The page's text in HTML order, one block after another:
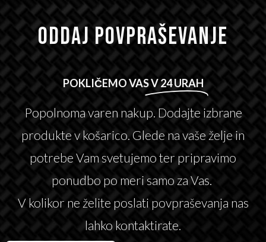
ODDAJ POVPRAŠEVANJE
POKLIČEMO VASV 24 URAH
Popolnoma varen nakup. Dodajte izbrane
produkte v košarico. Glede na vaše želje in
potrebe Vam svetujemo ter pripravimo
ponudbo po meri samo za Vas.
V kolikor ne želite poslati povpraševanja nas
lahko kontaktirate.